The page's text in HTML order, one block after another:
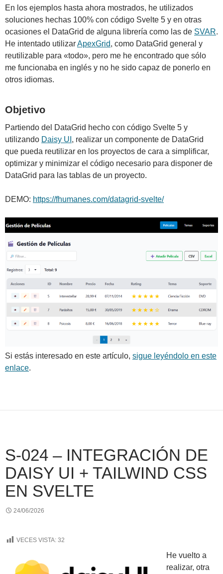
En los ejemplos hasta ahora mostrados, he utilizados
soluciones hechas 100% con código Svelte 5 y en otras
ocasiones el DataGrid de alguna librería como las de SVAR.
He intentado utilizarApexGrid, como DataGrid general y
reutilizable para «todo», pero me he encontrado que sólo
me funcionaba en inglés y no he sido capaz de ponerlo en
otros idiomas.
Objetivo
Partiendo del DataGrid hecho con código Svelte 5 y
utilizando Daisy UI , realizar un componente de DataGrid
que pueda reutilizar en los proyectos de cara a simplificar,
optimizar y minimizar el código necesario para disponer de
DataGrid para las tablas de un proyecto.
DEMO: https://fhumanes.com/datagrid-svelte/
Si estás interesado en este artículo, sigue leyéndolo en este
enlace.
S-024 – INTEGRACIÓN DE
DAISY UI + TAILWIND CSS
EN SVELTE
24/06/2026
VECES VISTA: 32
He vuelto a
realizar, otra